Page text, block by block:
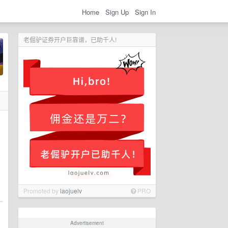
Home Sign Up Sign In
老倔驴证券开户巨靠谱，已助千人!
Promoted bylaojuelv PRO
Advertisement